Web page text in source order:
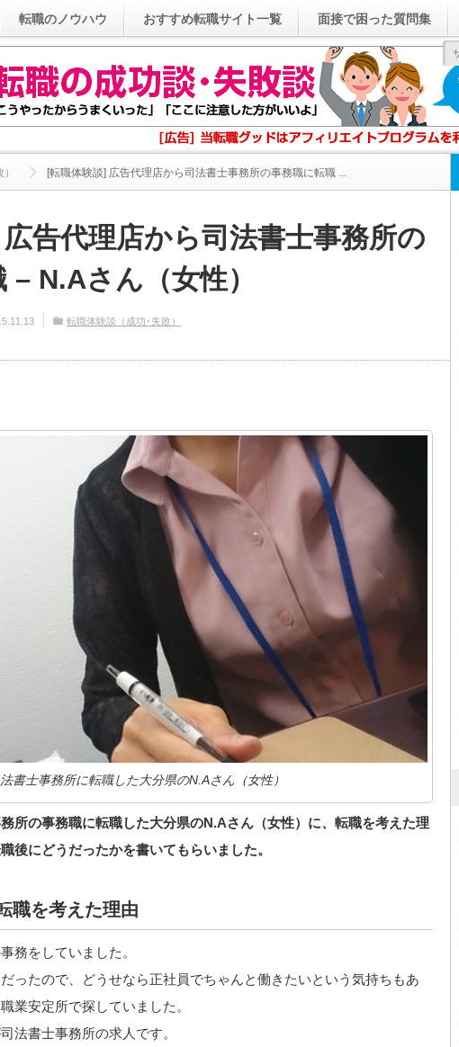
転職のノウハウ おすすめ転職サイト一覧 面接で困った質問集
[転職体験談] 広告代理店から司法書士事務所の事務職に転職 ...
告代理店から司法書士事務所の
N.Aさん（女性）
転職体験談（成功･失敗）
書士事務所に転職した大分県のN.Aさん（女性）
所の事務職に転職した大分県のN.Aさん（女性）に、転職を考えた理
後にどうだったかを書いてもらいました。
職を考えた理由
務をしていました。
ったので、どうせなら正社員でちゃんと働きたいという気持ちもあ
業安定所で探していました。
法書士事務所の求人です。